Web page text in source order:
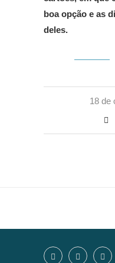
boa opção e as
deles.
18 de